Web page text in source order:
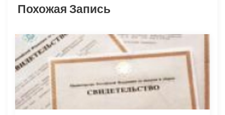
я
п
о
з
а
Похожая Запись